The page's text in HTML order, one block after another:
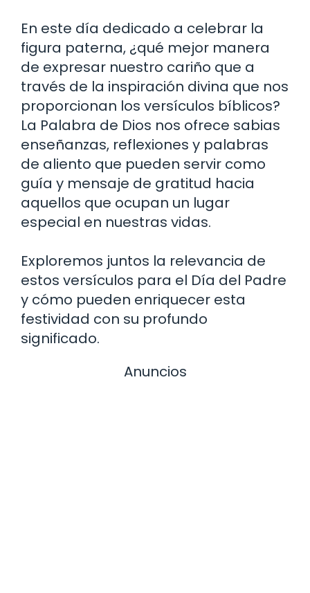
En este día dedicado a celebrar la
figura paterna, ¿qué mejor manera
de expresar nuestro cariño que a
través de la inspiración divina que nos
proporcionan los versículos bíblicos?
La Palabra de Dios nos ofrece sabias
enseñanzas, reflexiones y palabras
de aliento que pueden servir como
guía y mensaje de gratitud hacia
aquellos que ocupan un lugar
especial en nuestras vidas.
Exploremos juntos la relevancia de
estos versículos para el Día del Padre
y cómo pueden enriquecer esta
festividad con su profundo
significado.
Anuncios